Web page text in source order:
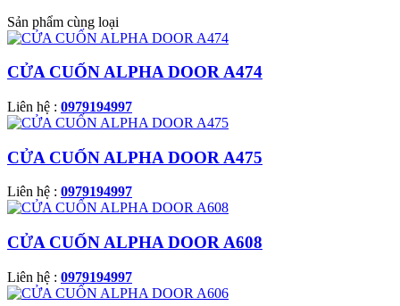
Sản phẩm cùng loại
CỬA CUỐN ALPHA DOOR A474
Liên hệ : 0979194997
CỬA CUỐN ALPHA DOOR A475
Liên hệ : 0979194997
CỬA CUỐN ALPHA DOOR A608
Liên hệ : 0979194997